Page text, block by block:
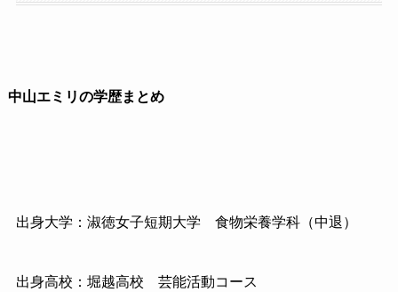
中山エミリの学歴まとめ
出身大学：淑徳女子短期大学 食物栄養学科（中退）
出身高校：堀越高校 芸能活動コース